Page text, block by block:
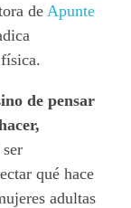
de Apunte
de pensar
qué hace
adultas